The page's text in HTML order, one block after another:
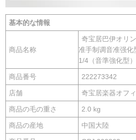
基本的な情報
商品名称
奇宝居巴伊オリ
准手制调音准强化
1/4（音準強化型）
商品番号 222273342
店舗 奇宝居楽器オフ
商品の毛の重さ 2.0 kg
商品の産地 中国大陸